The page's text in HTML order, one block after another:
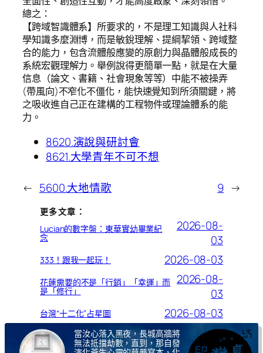
總之：
【跨域智識體系】所要求的，不是理工知識與人社科
學知識多麼淵博，而是敏銳理解、提綱挈領、跨域整
合的能力，包含流體般應變的原創力與晶體般成長的
系統宏觀理解力。舉例說得更簡單一點，就是在大量
信息（論文、書籍、社會現象等等）中能不被操弄
(帶風向)不窄化不僵化，能快速覺知到所須關鍵，將
之吸收進自己正在建構的工程物件或理論體系的能
力。
8620.演說與研討會
8621.大學青年不可不想
← 5600.大地情歌 9 →
更多文章：
Lucian的數字盤：東華實幼畢業紀
念
2026-08-
03
333！跟我一起玩！ 2026-08-03
花蓮需要的不是「行銷」「幸運」而
是「修行」
2026-08-
03
台灣“十二化”占星圖 2026-08-03
當汝心落入黑夜，長城高牆將
無法抵擋劫數，直到，那自發